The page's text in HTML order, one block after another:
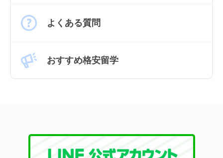
よくある質問
おすすめ格安留学